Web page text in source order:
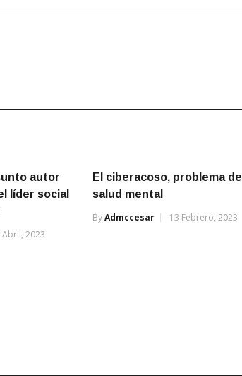
autor
líder social
Abril, 2023
El ciberacoso, problema de
salud mental
ByAdmccesar 13 Febrero, 2023